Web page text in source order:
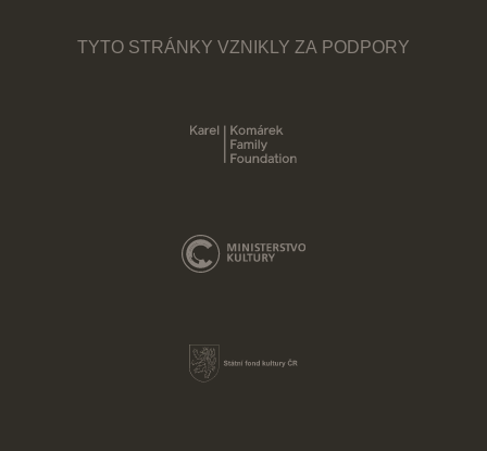
TYTO STRÁNKY VZNIKLY ZA PODPORY